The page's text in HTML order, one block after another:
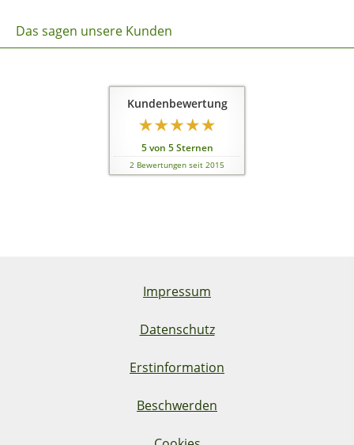
Das sagen unsere Kunden
Kundenbewertung
5von 5Sternen
2 Bewertungen seit 2015
Impressum
Datenschutz
Erstinformation
Beschwerden